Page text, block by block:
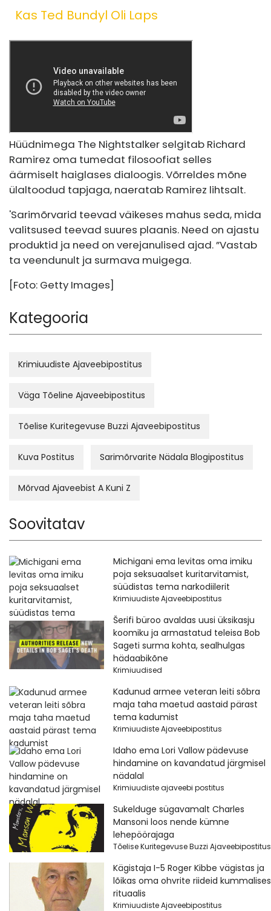
Kas Ted Bundyl Oli Laps
Hüüdnimega The Nightstalker selgitab Richard
Ramirez oma tumedat filosoofiat selles
äärmiselt haiglases dialoogis. Võrreldes mõne
ülaltoodud tapjaga, naeratab Ramirez lihtsalt.
'Sarimõrvarid teevad väikeses mahus seda, mida
valitsused teevad suures plaanis. Need on ajastu
produktid ja need on verejanulised ajad. ”Vastab
ta veendunult ja surmava muigega.
[Foto: Getty Images]
Kategooria
Krimiuudiste Ajaveebipostitus
Väga Tõeline Ajaveebipostitus
Tõelise Kuritegevuse Buzzi Ajaveebipostitus
Kuva Postitus Sarimõrvarite Nädala Blogipostitus
Mõrvad Ajaveebist A Kuni Z
Soovitatav
Michigani ema levitas oma imiku
poja seksuaalset kuritarvitamist,
süüdistas tema narkodiilerit
Krimiuudiste Ajaveebipostitus
Šerifi büroo avaldas uusi üksikasju
koomiku ja armastatud teleisa Bob
Sageti surma kohta, sealhulgas
hädaabikõne
Krimiuudised
Kadunud armee veteran leiti sõbra
maja taha maetud aastaid pärast
tema kadumist
Krimiuudiste Ajaveebipostitus
Idaho ema Lori Vallow pädevuse
hindamine on kavandatud järgmisel
nädalal
Krimiuudiste ajaveebi postitus
Sukelduge sügavamalt Charles
Mansoni loos nende kümne
lehepöörajaga
Tõelise Kuritegevuse Buzzi Ajaveebipostitus
Kägistaja I-5 Roger Kibbe vägistas ja
lõikas oma ohvrite riideid kummalises
rituaalis
Krimiuudiste Ajaveebipostitus